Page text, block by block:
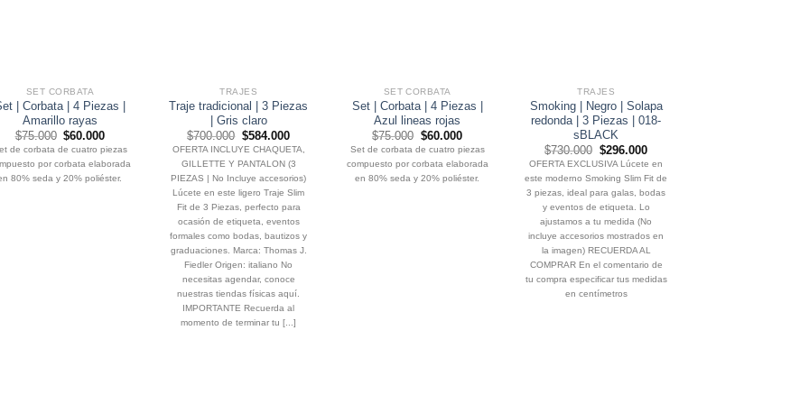
SET CORBATA
| Corbata | 4 Piezas |
Amarillo rayas
$75.000 El
precio
original
era:
$75.000.
$60.000El
precio
actual
es:
$60.000.
de corbata de cuatro piezas
por corbata elaborada
80% seda y 20% poliéster.
TRAJES
Traje tradicional | 3 Piezas
| Gris claro
$700.000 El
precio
original
era:
$700.000.
$584.000El
precio
actual
es:
$584.000.
OFERTA INCLUYE CHAQUETA,
GILLETTE Y PANTALON (3
PIEZAS | No Incluye accesorios)
Lúcete en este ligero Traje Slim
Fit de 3 Piezas, perfecto para
ocasión de etiqueta, eventos
formales como bodas, bautizos y
graduaciones. Marca: Thomas J.
Fiedler Origen: italiano No
necesitas agendar, conoce
nuestras tiendas físicas aquí.
IMPORTANTE Recuerda al
momento de terminar tu [...]
SET CORBATA
Set | Corbata | 4 Piezas |
Azul lineas rojas
$75.000 El
precio
original
era:
$75.000.
$60.000El
precio
actual
es:
$60.000.
Set de corbata de cuatro piezas
compuesto por corbata elaborada
en 80% seda y 20% poliéster.
TRAJES
Smoking | Negro | Solapa
redonda | 3 Piezas | 018-
sBLACK
$730.000 El
precio
original
era:
$730.000.
$296.000El
precio
actual
es:
$296.000.
OFERTA EXCLUSIVA Lúcete en
este moderno Smoking Slim Fit de
3 piezas, ideal para galas, bodas
y eventos de etiqueta. Lo
ajustamos a tu medida (No
incluye accesorios mostrados en
la imagen) RECUERDA AL
COMPRAR En el comentario de
tu compra especificar tus medidas
en centímetros